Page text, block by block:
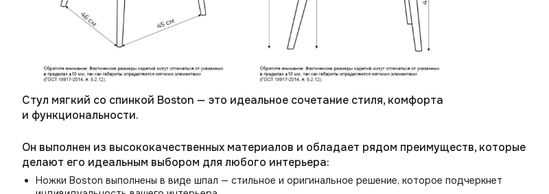
Стул мягкий со спинкой Boston — это идеальное сочетание стиля, комфорта
и функциональности.
Он выполнен из высококачественных материалов и обладает рядом преимуществ, которые
делают его идеальным выбором для любого интерьера:
Ножки Boston выполнены в виде шпал — стильное и оригинальное решение, которое подчеркнет